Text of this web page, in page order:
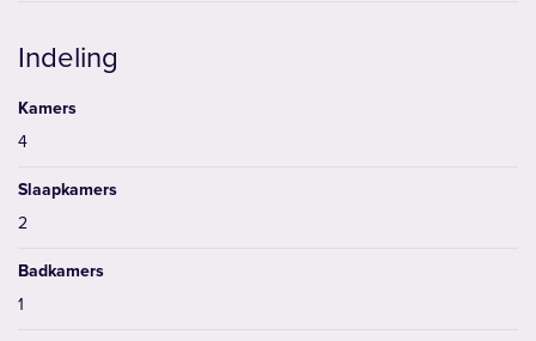
Indeling
Kamers
4
Slaapkamers
2
Badkamers
1